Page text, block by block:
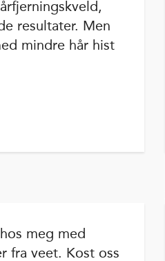
resultater. Men
mindre hår hist
meg med
fra veet. Kost oss